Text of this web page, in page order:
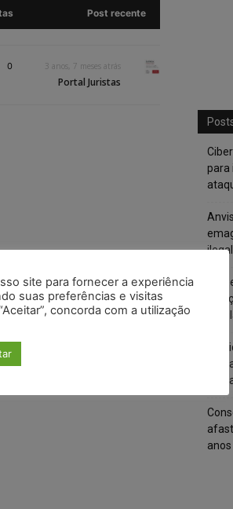
Post recente
0 3 anos, 7 meses atrás
Portal Juristas
para
ilegal
anos
site para fornecer a experiência
suas preferências e visitas
concorda com a utilização